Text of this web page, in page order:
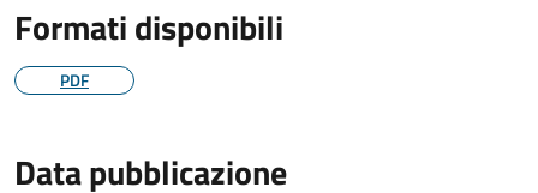
Formati disponibili
PDF
Data pubblicazione